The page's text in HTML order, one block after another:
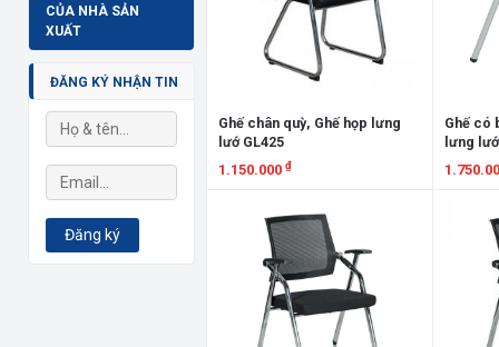
CỦA NHÀ SẢN
XUẤT
ĐĂNG KÝ NHẬN TIN
Đăng ký
Ghế chân quỳ, Ghế họp lưng
lướ GL425
1.150.000 ₫
Ghế có
lưng